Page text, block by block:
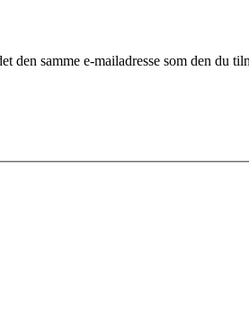
samme e-mailadresse som den du